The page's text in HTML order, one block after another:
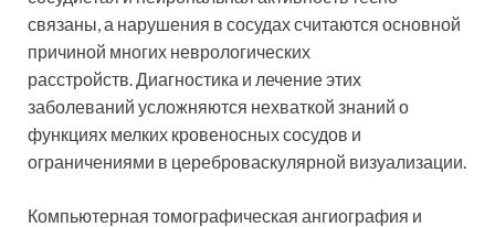
связаны, а нарушения в сосудах считаются основной
причиной многих неврологических
расстройств. Диагностика и лечение этих
заболеваний усложняются нехваткой знаний о
функциях мелких кровеносных сосудов и
ограничениями в цереброваскулярной визуализации.
Компьютерная томографическая ангиография и